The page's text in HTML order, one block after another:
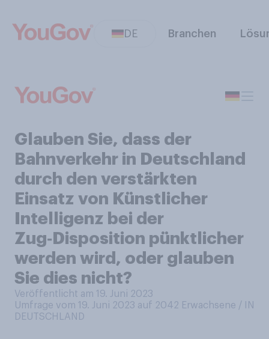
DE Branchen
Glauben Sie, dass der
Bahnverkehr in Deutschland
durch den verstärkten
Einsatz von Künstlicher
Intelligenz bei der
Zug‑Disposition pünktlicher
werden wird, oder glauben
Sie dies nicht?
Veröffentlicht am 19. Juni 2023
Umfrage vom 19. Juni 2023 auf 2042 Erwachsene / IN
DEUTSCHLAND